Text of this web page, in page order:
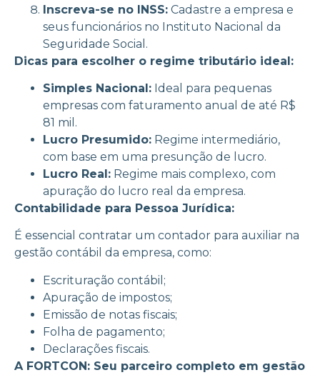
Inscreva-se no INSS: Cadastre a empresa e
seus funcionários no Instituto Nacional da
Seguridade Social.
Dicas para escolher o regime tributário ideal:
Simples Nacional: Ideal para pequenas
empresas com faturamento anual de até R$
81 mil.
Lucro Presumido: Regime intermediário,
com base em uma presunção de lucro.
Lucro Real: Regime mais complexo, com
apuração do lucro real da empresa.
Contabilidade para Pessoa Jurídica:
É essencial contratar um contador para auxiliar na
gestão contábil da empresa, como:
Escrituração contábil;
Apuração de impostos;
Emissão de notas fiscais;
Folha de pagamento;
Declarações fiscais.
A FORTCON: Seu parceiro completo em gestão